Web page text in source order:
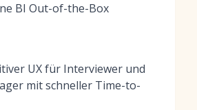
BI Out-of-the-Box
UX für Interviewer und
mit schneller Time-to-